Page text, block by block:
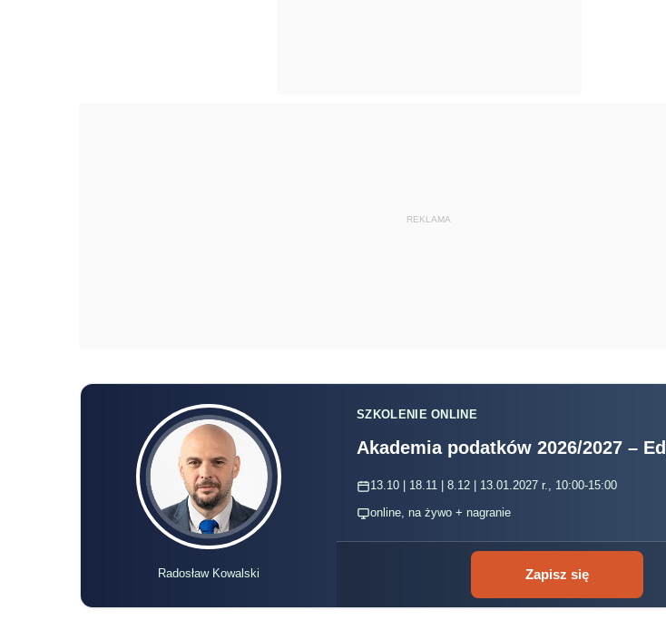
REKLAMA
Radosław Kowalski
SZKOLENIE ONLINE
Akademia podatków 2026/2027 –
13.10 | 18.11 | 8.12 | 13.01.2027 r., 10:00-15:00
online, na żywo + nagranie
Zapisz się